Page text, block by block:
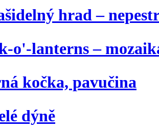
hrad –
o'-lanterns –
kočka, pavučina
dýně